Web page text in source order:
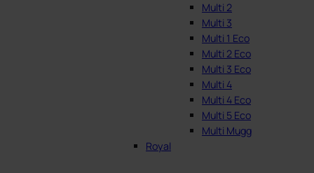
Multi 2
Multi 3
Multi 1 Eco
Multi 2 Eco
Multi 3 Eco
Multi 4
Multi 4 Eco
Multi 5 Eco
Multi Mugg
Royal